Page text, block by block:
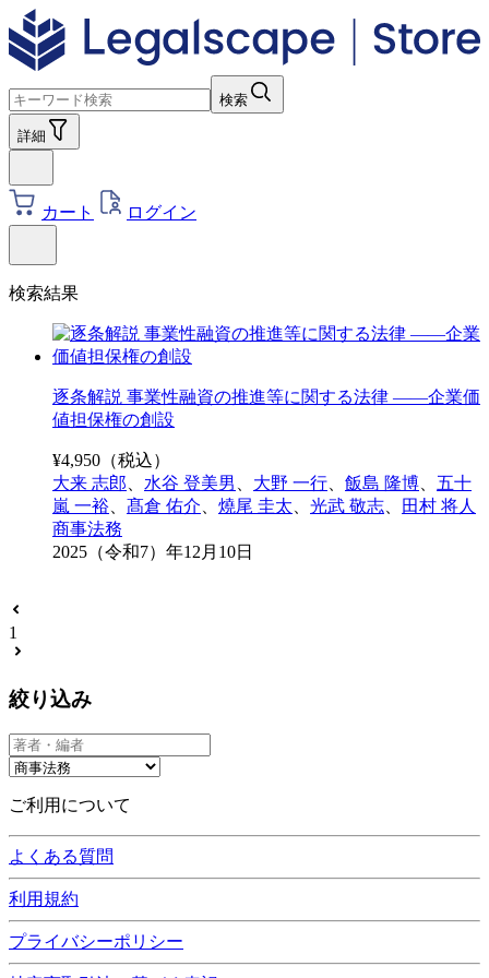
検索
詳細
カート ログイン
検索結果
逐条解説 事業性融資の推進等に関する法律 ――企業価
値担保権の創設
¥4,950 （税込）
大来 志郎
水谷 登美男 大野 一行 飯島 隆博
五十
嵐 一裕
髙倉 佑介 燒尾 圭太 光武 敬志
田村 将人
商事法務
2025（令和7）年12月10日
1
絞り込み
ご利用について
よくある質問
利用規約
プライバシーポリシー